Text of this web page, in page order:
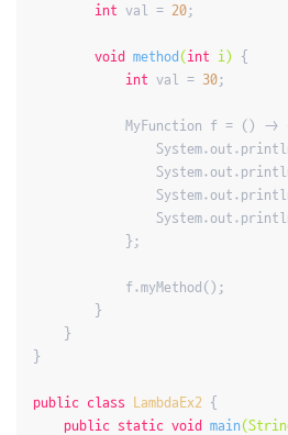
int val = 20;
void method(int i) {
int val = 30;
MyFunction f = () ->
            };
            f.myMethod();
        }
    }
}
public class LambdaEx2 {
public static void main